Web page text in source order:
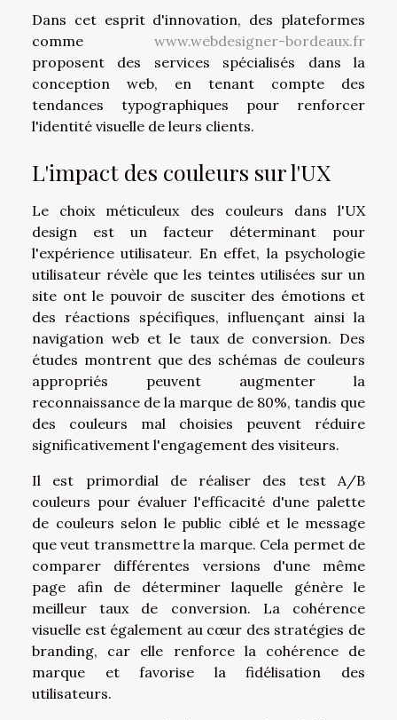
Dans cet esprit d'innovation, des plateformes
comme www.webdesigner-bordeaux.fr
proposent des services spécialisés dans la
conception web, en tenant compte des
tendances typographiques pour renforcer
l'identité visuelle de leurs clients.
L'impact des couleurs sur l'UX
Le choix méticuleux des couleurs dans l'UX
design est un facteur déterminant pour
l'expérience utilisateur. En effet, la psychologie
utilisateur révèle que les teintes utilisées sur un
site ont le pouvoir de susciter des émotions et
des réactions spécifiques, influençant ainsi la
navigation web et le taux de conversion. Des
études montrent que des schémas de couleurs
appropriés peuvent augmenter la
reconnaissance de la marque de 80%, tandis que
des couleurs mal choisies peuvent réduire
significativement l'engagement des visiteurs.
Il est primordial de réaliser des test A/B
couleurs pour évaluer l'efficacité d'une palette
de couleurs selon le public ciblé et le message
que veut transmettre la marque. Cela permet de
comparer différentes versions d'une même
page afin de déterminer laquelle génère le
meilleur taux de conversion. La cohérence
visuelle est également au cœur des stratégies de
branding, car elle renforce la cohérence de
marque et favorise la fidélisation des
utilisateurs.